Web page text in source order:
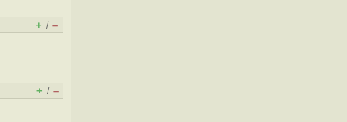
+ / –
+ / –